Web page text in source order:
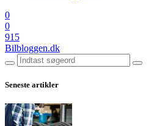
0
0
915
Bilbloggen.dk
Seneste artikler